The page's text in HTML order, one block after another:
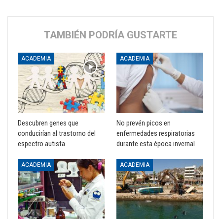
TAMBIÉN PODRÍA GUSTARTE
ACADEMIA
Descubren genes que
conducirían al trastorno del
espectro autista
ACADEMIA
No prevén picos en
enfermedades respiratorias
durante esta época invernal
ACADEMIA ACADEMIA